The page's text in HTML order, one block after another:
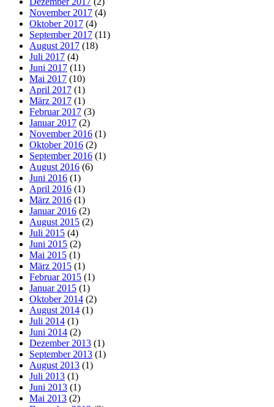
November 2017 (4)
Oktober 2017 (4)
September 2017 (11)
August 2017 (18)
Juli 2017 (4)
Juni 2017 (11)
Mai 2017 (10)
April 2017 (1)
März 2017 (1)
Februar 2017 (3)
Januar 2017 (2)
November 2016 (1)
Oktober 2016 (2)
September 2016 (1)
August 2016 (6)
Juni 2016 (1)
April 2016 (1)
März 2016 (1)
Januar 2016 (2)
August 2015 (2)
Juli 2015 (4)
Juni 2015 (2)
Mai 2015 (1)
März 2015 (1)
Februar 2015 (1)
Januar 2015 (1)
Oktober 2014 (2)
August 2014 (1)
Juli 2014 (1)
Juni 2014 (2)
Dezember 2013 (1)
September 2013 (1)
August 2013 (1)
Juli 2013 (1)
Juni 2013 (1)
Mai 2013 (2)